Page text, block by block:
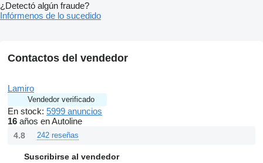
¿Detectó algún fraude?
Infórmenos de lo sucedido
Contactos del vendedor
Lamiro
Vendedor verificado
En stock: 5999 anuncios
16 años en Autoline
4.8 242 reseñas
Suscribirse al vendedor